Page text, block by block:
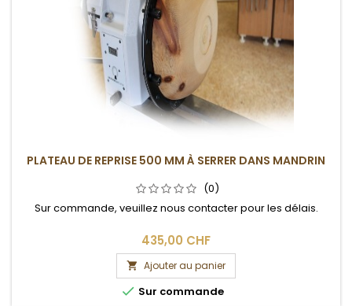
PLATEAU DE REPRISE 500 MM À SERRER DANS MANDRIN
(0)
Sur commande, veuillez nous contacter pour les délais.
435,00 CHF
 Ajouter au panier
 Sur commande